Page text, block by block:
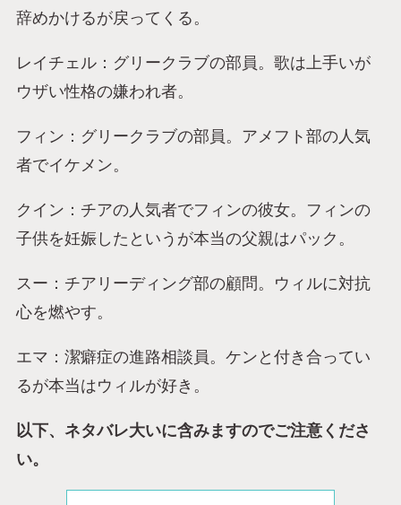
辞めかけるが戻ってくる。
レイチェル：グリークラブの部員。歌は上手いが
ウザい性格の嫌われ者。
フィン：グリークラブの部員。アメフト部の人気
者でイケメン。
クイン：チアの人気者でフィンの彼女。フィンの
子供を妊娠したというが本当の父親はパック。
スー：チアリーディング部の顧問。ウィルに対抗
心を燃やす。
エマ：潔癖症の進路相談員。ケンと付き合ってい
るが本当はウィルが好き。
以下、ネタバレ大いに含みますのでご注意くださ
い。